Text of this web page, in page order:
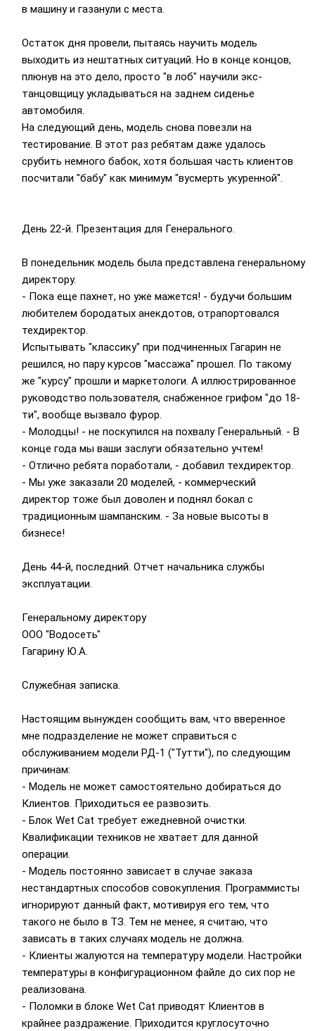
в машину и газанули с места.
Остаток дня провели, пытаясь научить модель
выходить из нештатных ситуаций. Но в конце концов,
плюнув на это дело, просто "в лоб" научили экс-
танцовщицу укладываться на заднем сиденье
автомобиля.
На следующий день, модель снова повезли на
тестирование. В этот раз ребятам даже удалось
срубить немного бабок, хотя большая часть клиентов
посчитали "бабу" как минимум "вусмерть укуренной".
День 22-й. Презентация для Генерального.
В понедельник модель была представлена генеральному
директору.
- Пока еще пахнет, но уже мажется! - будучи большим
любителем бородатых анекдотов, отрапортовался
техдиректор.
Испытывать "классику" при подчиненных Гагарин не
решился, но пару курсов "массажа" прошел. По такому
же "курсу" прошли и маркетологи. А иллюстрированное
руководство пользователя, снабженное грифом "до 18-
ти", вообще вызвало фурор.
- Молодцы! - не поскупился на похвалу Генеральный. - В
конце года мы ваши заслуги обязательно учтем!
- Отлично ребята поработали, - добавил техдиректор.
- Мы уже заказали 20 моделей, - коммерческий
директор тоже был доволен и поднял бокал с
традиционным шампанским. - За новые высоты в
бизнесе!
День 44-й, последний. Отчет начальника службы
эксплуатации.
Генеральному директору
ООО "Водосеть"
Гагарину Ю.А.
Служебная записка.
Настоящим вынужден сообщить вам, что вверенное
мне подразделение не может справиться с
обслуживанием модели РД-1 ("Тутти"), по следующим
причинам:
- Модель не может самостоятельно добираться до
Клиентов. Приходиться ее развозить.
- Блок Wet Cat требует ежедневной очистки.
Квалификации техников не хватает для данной
операции.
- Модель постоянно зависает в случае заказа
нестандартных способов совокупления. Программисты
игнорируют данный факт, мотивируя его тем, что
такого не было в ТЗ. Тем не менее, я считаю, что
зависать в таких случаях модель не должна.
- Клиенты жалуются на температуру модели. Настройки
температуры в конфигурационном файле до сих пор не
реализована.
- Поломки в блоке Wet Cat приводят Клиентов в
крайнее раздражение. Приходится круглосуточно